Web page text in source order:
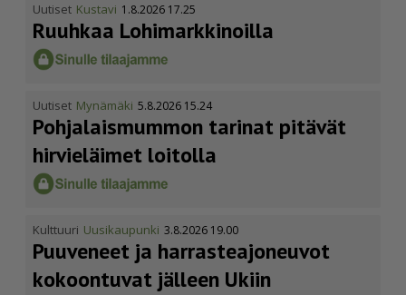
Uutiset Kustavi 1.8.2026 17.25
Ruuhkaa Lohimark­ki­noilla
Uutiset Mynämäki 5.8.2026 15.24
Pohja­lais­mummon tarinat pitävät
hirvieläimet loitolla
Kulttuuri Uusikaupunki 3.8.2026 19.00
Puuveneet ja harras­te­a­jo­neuvot
kokoontuvat jälleen Ukiin